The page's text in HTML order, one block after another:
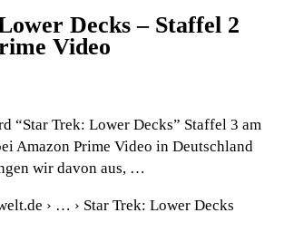
Decks – Staffel 2
Video
“Star Trek: Lower Decks” Staffel 3 am
Amazon Prime Video in Deutschland
wir davon aus, …
› … › Star Trek: Lower Decks